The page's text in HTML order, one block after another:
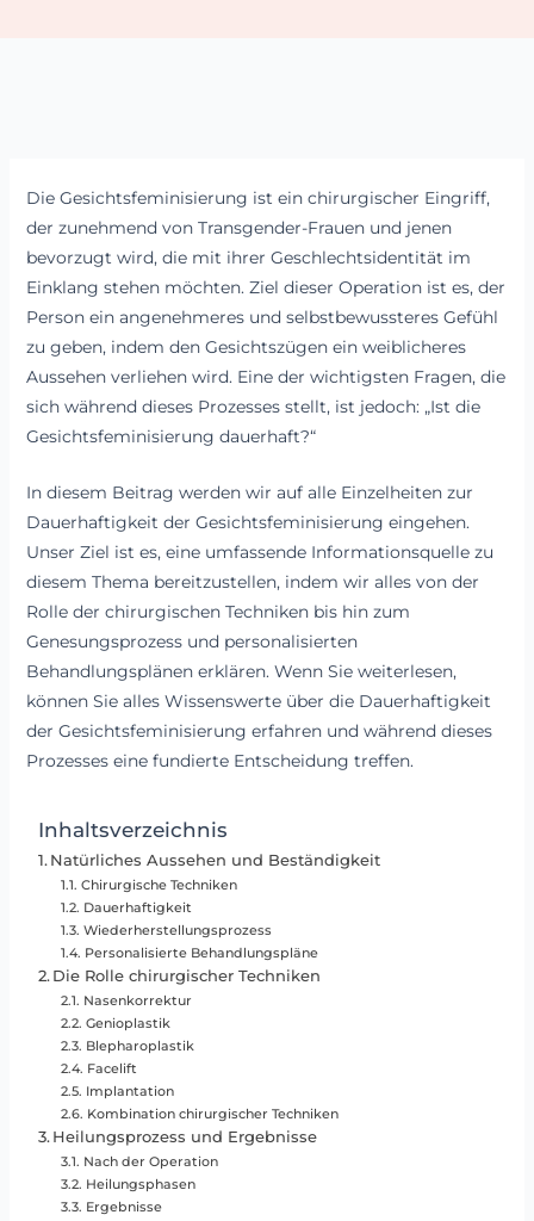
Die Gesichtsfeminisierung ist ein chirurgischer Eingriff,
der zunehmend von Transgender-Frauen und jenen
bevorzugt wird, die mit ihrer Geschlechtsidentität im
Einklang stehen möchten. Ziel dieser Operation ist es, der
Person ein angenehmeres und selbstbewussteres Gefühl
zu geben, indem den Gesichtszügen ein weiblicheres
Aussehen verliehen wird. Eine der wichtigsten Fragen, die
sich während dieses Prozesses stellt, ist jedoch: „Ist die
Gesichtsfeminisierung dauerhaft?“
In diesem Beitrag werden wir auf alle Einzelheiten zur
Dauerhaftigkeit der Gesichtsfeminisierung eingehen.
Unser Ziel ist es, eine umfassende Informationsquelle zu
diesem Thema bereitzustellen, indem wir alles von der
Rolle der chirurgischen Techniken bis hin zum
Genesungsprozess und personalisierten
Behandlungsplänen erklären. Wenn Sie weiterlesen,
können Sie alles Wissenswerte über die Dauerhaftigkeit
der Gesichtsfeminisierung erfahren und während dieses
Prozesses eine fundierte Entscheidung treffen.
Inhaltsverzeichnis
Natürliches Aussehen und Beständigkeit
Chirurgische Techniken
Dauerhaftigkeit
Wiederherstellungsprozess
Personalisierte Behandlungspläne
Die Rolle chirurgischer Techniken
Nasenkorrektur
Genioplastik
Blepharoplastik
Facelift
Implantation
Kombination chirurgischer Techniken
Heilungsprozess und Ergebnisse
Nach der Operation
Heilungsphasen
Ergebnisse